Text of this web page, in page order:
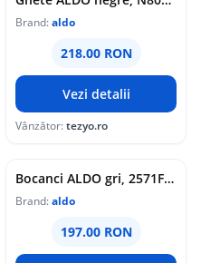
Brand:aldo
218.00 RON
Vezi detalii
Vânzător:tezyo.ro
Bocanci ALDO gri, 2571F56, din piele intoarsa
Brand:aldo
197.00 RON